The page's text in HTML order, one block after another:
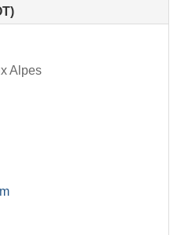
Alpes